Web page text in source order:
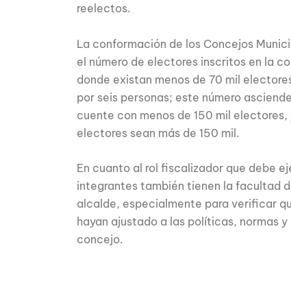
reelectos.
La conformación de los Concejos
el número de electores inscritos en la
donde existan menos de 70 mil
por seis personas; este número
cuente con menos de 150 mil
electores sean más de 150 mil.
En cuanto al rol fiscalizador que debe
integrantes también tienen la facultad
alcalde, especialmente para verificar
hayan ajustado a las políticas, normas
concejo.